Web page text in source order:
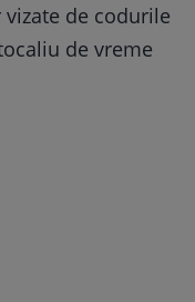
de codurile
de vreme